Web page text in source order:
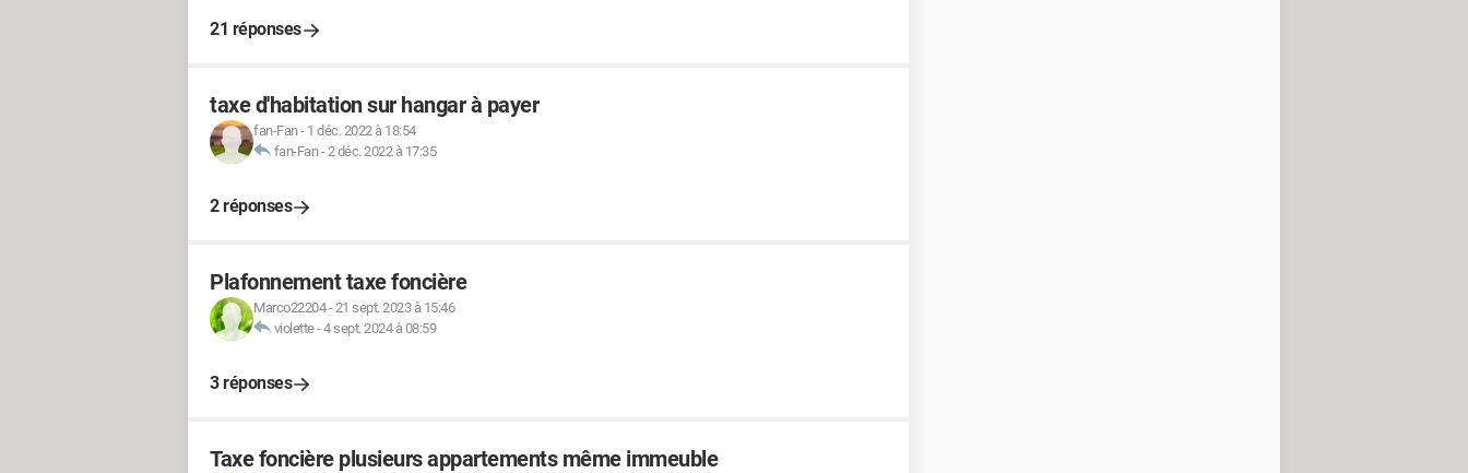
21 réponses
taxe d'habitation sur hangar à payer
fan-Fan- 1 déc. 2022 à 18:54
fan-Fan-2 déc. 2022 à 17:35
2 réponses
Plafonnement taxe foncière
Marco22204-21 sept. 2023 à 15:46
violette-4 sept. 2024 à 08:59
3 réponses
Taxe foncière plusieurs appartements même immeuble